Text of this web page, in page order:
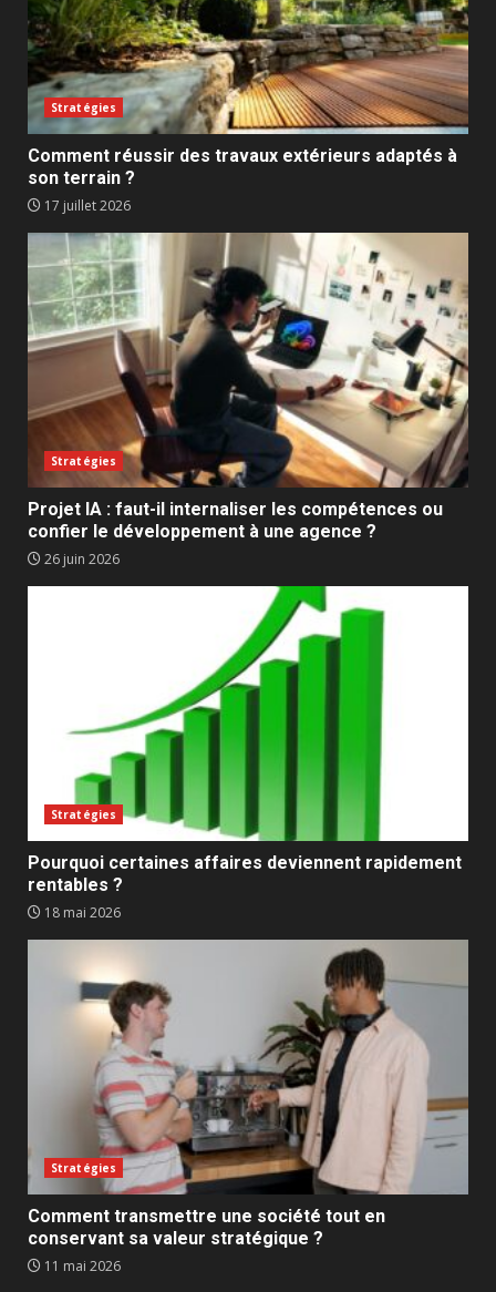
Stratégies
Comment réussir des travaux extérieurs adaptés à
son terrain ?
17 juillet 2026
Stratégies
Projet IA : faut-il internaliser les compétences ou
confier le développement à une agence ?
26 juin 2026
Stratégies
Pourquoi certaines affaires deviennent rapidement
rentables ?
18 mai 2026
Stratégies
Comment transmettre une société tout en
conservant sa valeur stratégique ?
11 mai 2026